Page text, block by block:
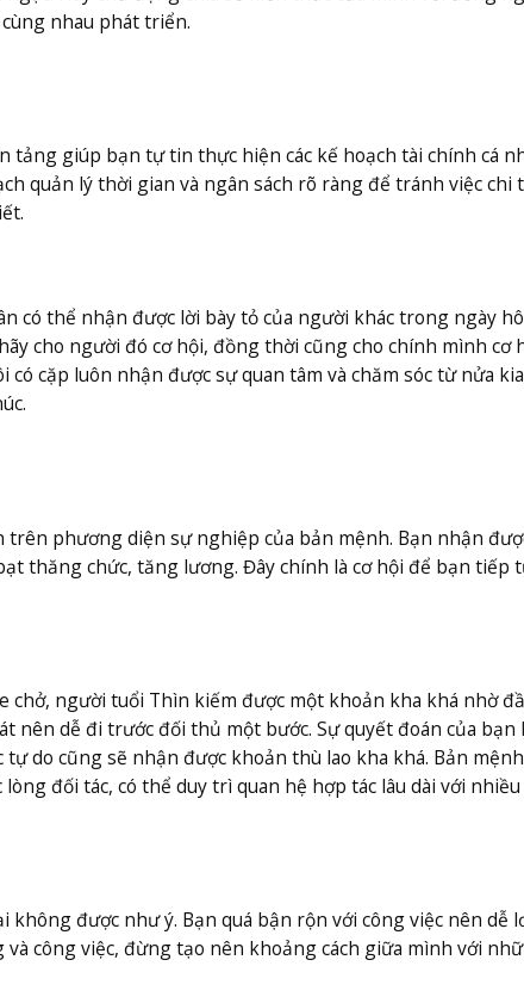
nhau phát triển.
giúp bạn tự tin thực hiện các kế hoạch tài chính cá
quản lý thời gian và ngân sách rõ ràng để tránh việc chi
có thể nhận được lời bày tỏ của người khác trong ngày
cho người đó cơ hội, đồng thời cũng cho chính mình cơ
cặp luôn nhận được sự quan tâm và chăm sóc từ nửa
phương diện sự nghiệp của bản mệnh. Bạn nhận
thăng chức, tăng lương. Đây chính là cơ hội để bạn tiếp
chở, người tuổi Thìn kiếm được một khoản kha khá nhờ
nên dễ đi trước đối thủ một bước. Sự quyết đoán của bạn
do cũng sẽ nhận được khoản thù lao kha khá. Bản
đối tác, có thể duy trì quan hệ hợp tác lâu dài với
được như ý. Bạn quá bận rộn với công việc nên dễ
và công việc, đừng tạo nên khoảng cách giữa mình với